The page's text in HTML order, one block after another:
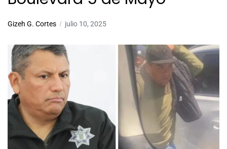
Gizeh G. Cortes julio 10, 2025